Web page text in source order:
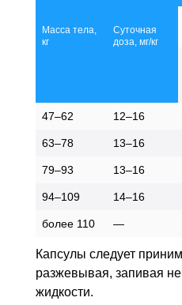
Масса тела,
кг
Суточная
доза, мг/кг
47–62 12–16
63–78 13–16
79–93 13–16
94–109 14–16
более 110 —
Капсулы следует
разжевывая, запивая
жидкости.